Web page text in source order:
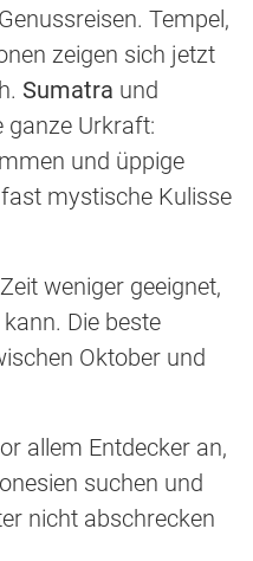
Tempel,
zeigen sich jetzt
Sumatra und
ganze Urkraft:
und üppige
mystische Kulisse
weniger geeignet,
Die beste
Oktober und
allem Entdecker an,
suchen und
nicht abschrecken